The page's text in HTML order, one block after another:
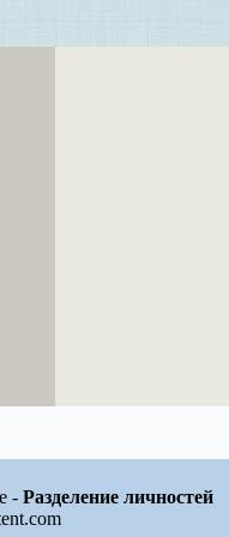
- Разделение личностей